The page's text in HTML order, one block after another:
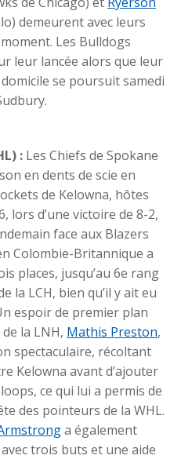
demeurent avec leurs
Les Bulldogs
leur lancée alors que leur
se poursuit samedi
: Les Chiefs de Spokane
en dents de scie en
de Kelowna, hôtes
lors d’une victoire de 8-2,
face aux Blazers
Colombie-Britannique a
places, jusqu’au 6e rang
la LCH, bien qu’il y ait eu
espoir de premier plan
la LNH, Mathis Preston,
spectaculaire, récoltant
Kelowna avant d’ajouter
ce qui lui a permis de
des pointeurs de la WHL.
a également
trois buts et une aide